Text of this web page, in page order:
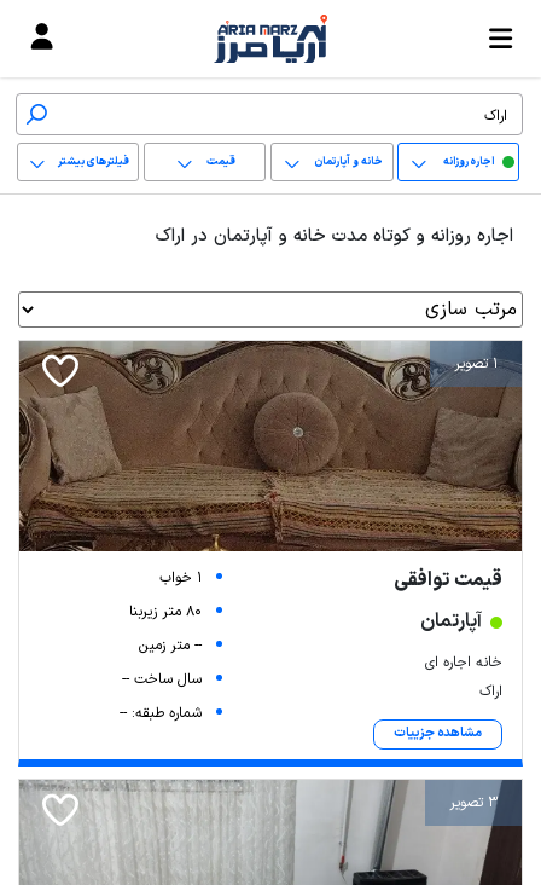
اجاره روزانه خانه و آپارتمان قیمت فیلترهای بیشتر
پاک کردن محدوده
انتخابی
اجاره روزانه و کوتاه مدت خانه و آپارتمان در اراک
1 تصویر
قیمت توافقی
آپارتمان
خانه اجاره ای
اراک
مشاهده جزییات
1 خواب
80 متر زیربنا
-- متر زمین
سال ساخت --
شماره طبقه: --
3 تصویر